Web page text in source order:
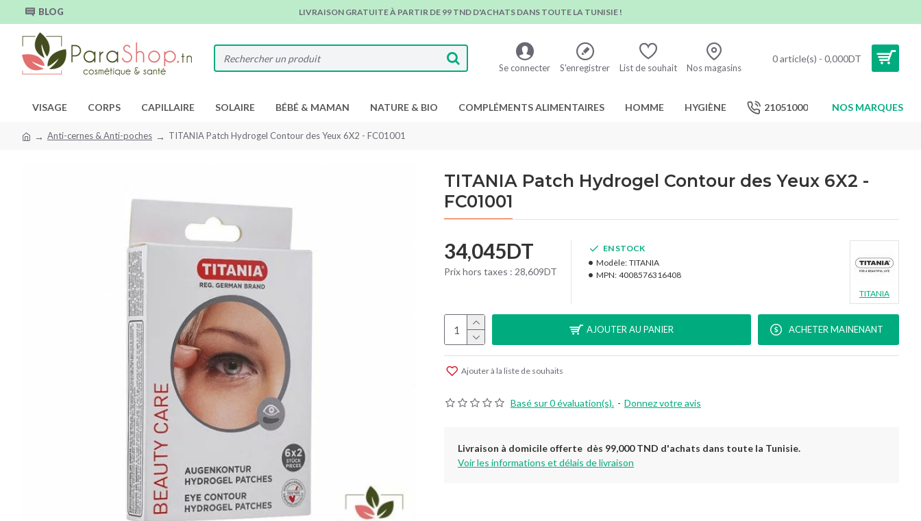
BLOG LIVRAISON GRATUITE À PARTIR DE 99 TND D'ACHATS DANS TOUTE LA TUNISIE !
Se connecter S'enregistrer List de souhait Nos magasins
0 article(s) - 0,000DT
VISAGE CORPS CAPILLAIRE SOLAIRE BÉBÉ & MAMAN NATURE & BIO COMPLÉMENTS ALIMENTAIRES HOMME HYGIÈNE 21051000 NOS MARQUES
Anti-cernes & Anti-poches TITANIA Patch Hydrogel Contour des Yeux 6X2 - FC01001
TITANIA Patch Hydrogel Contour des Yeux 6X2 -
FC01001
Basé sur 0 évaluation(s). - Donnez votre avis
34,045DT
Prix hors taxes : 28,609DT
EN STOCK
Modèle: TITANIA
MPN: 4008576316408
TITANIA
AJOUTER AU PANIER ACHETER MAINENANT
Ajouter à la liste de souhaits
Livraison à domicile offerte dès 99,000 TND d'achats dans toute la Tunisie.
Voir les informations et délais de livraison